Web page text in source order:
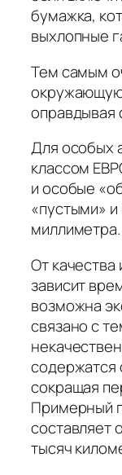
бумажка,
выхлопные
Тем самым
оправдывая
Для особых
классом
и особые
«пустыми»
миллиметра.
От качества
зависит
возможна
связано с
содержатся
сокращая
Примерный
составляет
тысяч